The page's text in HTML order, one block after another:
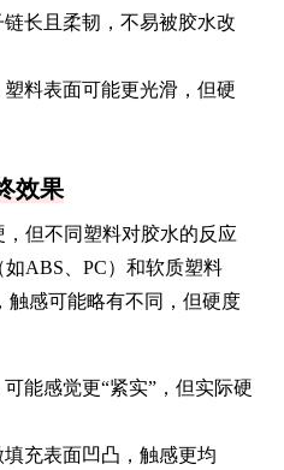
长且柔韧，不易被胶水改
料表面可能更光滑，但硬
效果
但不同塑料对胶水的反应
ABS、PC）和软质塑料
触感可能略有不同，但硬度
能感觉更“紧实”，但实际硬
充表面凹凸，触感更均